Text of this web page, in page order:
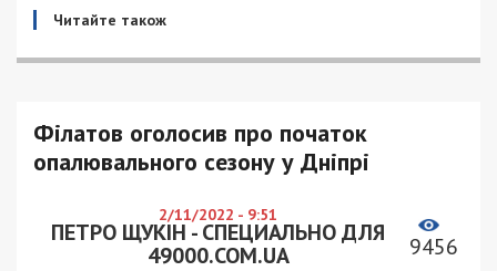
Читайте також
Філатов оголосив про початок
опалювального сезону у Дніпрі
2/11/2022 - 9:51
ПЕТРО ЩУКІН - СПЕЦИАЛЬНО ДЛЯ
49000.COM.UA
9456